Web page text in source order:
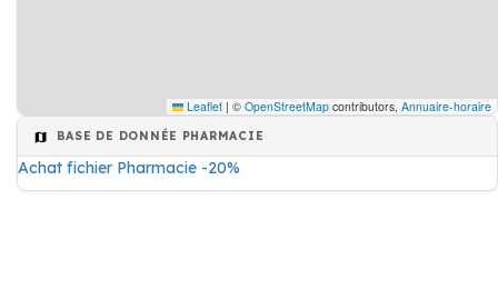
Leaflet | © OpenStreetMap contributors, Annuaire-horaire
BASE DE DONNÉE PHARMACIE
Achat fichier Pharmacie -20%